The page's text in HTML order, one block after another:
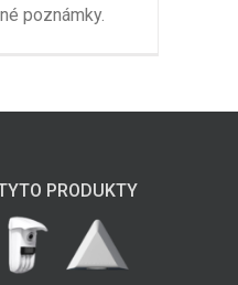
poznámky.
PRODUKTY